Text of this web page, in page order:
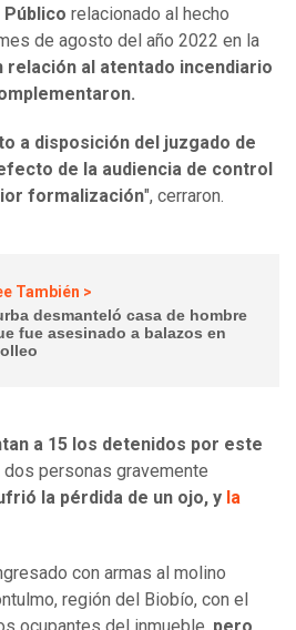
relacionado al hecho
de agosto del año 2022 en la
relación al atentado incendiario
a disposición del juzgado de
de la audiencia de control
formalización", cerraron.
También >
desmanteló casa de hombre
fue asesinado a balazos en
a 15 los detenidos por este
dos personas gravemente
la pérdida de un ojo, y la
con armas al molino
región del Biobío, con el